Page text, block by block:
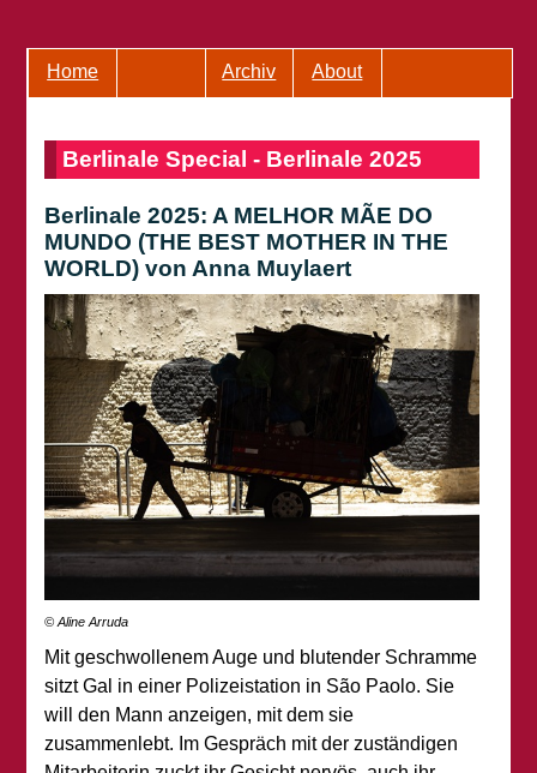
Home Archiv About
Berlinale Special - Berlinale 2025
Berlinale 2025: A MELHOR MÃE DO
MUNDO (THE BEST MOTHER IN THE
WORLD) von Anna Muylaert
© Aline Arruda
Mit geschwollenem Auge und blutender Schramme
sitzt Gal in einer Polizeistation in São Paolo. Sie
will den Mann anzeigen, mit dem sie
zusammenlebt. Im Gespräch mit der zuständigen